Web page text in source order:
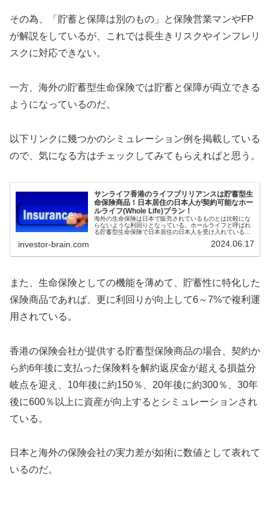
その為、「貯蓄と保障は別のもの」と保険営業マンやFP
が解説をしているが、これでは長生きリスクやインフレリ
スクに対応できない。
一方、海外の貯蓄型生命保険では貯蓄と保障が両立できる
ようになっているのだ。
以下リンクに幾つかのシミュレーション例を掲載している
ので、気になる方はチェックしてみてもらえればと思う。
サンライフ香港のライフブリリアンスは貯蓄型生
命保険商品！日本居住の日本人が契約可能なホー
ルライフ(Whole Life)プラン！
海外の生命保険は日本で販売されているものとは比較にな
らないような利回りとなっている。ホールライフと呼ばれ
る貯蓄型生命保険で日本居住の日本人を受け入れているサ
investor-brain.com 2024.06.17
また、生命保険としての機能を薄めて、貯蓄性に特化した
保険商品であれば、更に利回りが向上して6～7%で複利運
用されている。
香港の保険会社が提供する貯蓄型保険商品の場合、契約か
ら約6年後に支払った保険料を解約返戻金が超える損益分
岐点を迎え、10年後に約150％、20年後に約300％、30年
後に600％以上に資産が向上するとシミュレーションされ
ている。
日本と海外の保険会社の実力差が如術に数値として表れて
いるのだ。